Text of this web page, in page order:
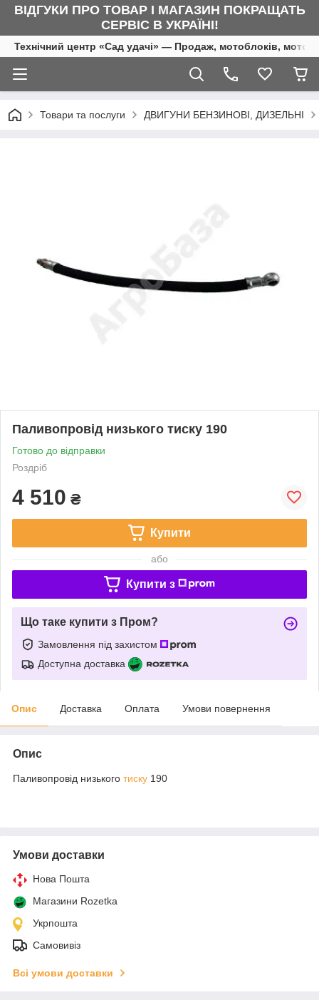
ВІДГУКИ ПРО ТОВАР І МАГАЗИН ПОКРАЩАТЬ
СЕРВІС В УКРАЇНІ!
Технічний центр «Сад удачі» — Продаж, мотоблоків,
Товари та послуги ДВИГУНИ БЕНЗИНОВІ, ДИЗЕЛЬНІ
Паливопровід низького тиску 190
Готово до відправки
Роздріб
4 510 ₴
Купити
або
Купити з
Що таке купити з Пром?
Замовлення під захистом
Доступна доставка
Опис Доставка Оплата Умови повернення
Опис
Паливопровід низького тиску 190
Умови доставки
Нова Пошта
Магазини Rozetka
Укрпошта
Самовивіз
Всі умови доставки